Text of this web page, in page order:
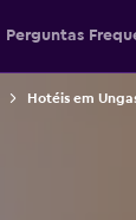
Perguntas
Hotéis em